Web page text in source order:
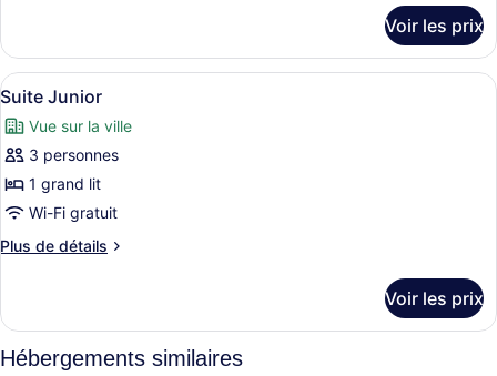
Classique,
1
grand
lit
1
place,
vue
mer
le
type
de
Chambre
Simple
1
grand
1
Voir les prix
Afficher
toutes
les
photos
pour
ce
type
de
Suite
Junior
Une chambre d’hôtel
9
Suite Junior
Vue sur la ville
3 personnes
1 grand lit
Wi-Fi gratuit
Plus de détails
Plus
le
de
Voir les prix
Hébergements similaires